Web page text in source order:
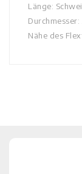
Länge:
Nähe des